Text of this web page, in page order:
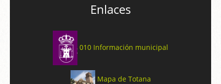
Enlaces
010 Información municipal
Mapa de Totana